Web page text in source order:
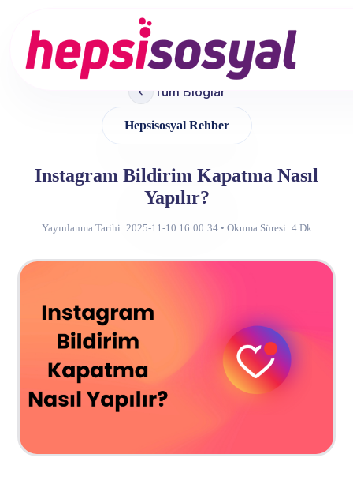
Services
Contact
Sign up
Tüm Bloglar
Hepsisosyal Rehber
Instagram Bildirim Kapatma Nasıl
Yapılır?
Yayınlanma Tarihi: 2025-11-10 16:00:34 • Okuma Süresi: 4 Dk